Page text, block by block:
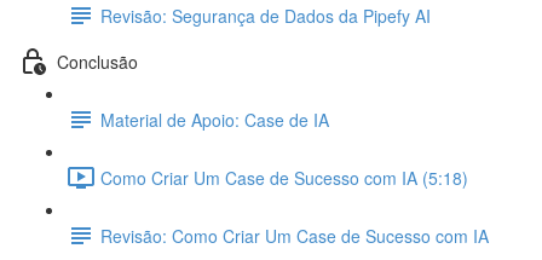
Revisão: Segurança de Dados da Pipefy AI
Conclusão
Material de Apoio: Case de IA
Como Criar Um Case de Sucesso com IA (5:18)
Revisão: Como Criar Um Case de Sucesso com IA